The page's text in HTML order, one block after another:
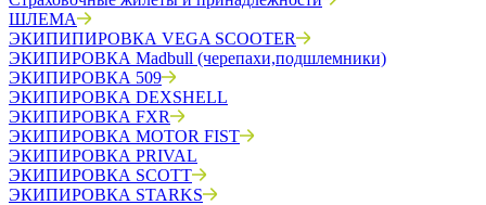
ШЛЕМА
ЭКИПИПИРОВКА VEGA SCOOTER
ЭКИПИРОВКА Madbull (черепахи,подшлемники)
ЭКИПИРОВКА 509
ЭКИПИРОВКА DEXSHELL
ЭКИПИРОВКА FXR
ЭКИПИРОВКА MOTOR FIST
ЭКИПИРОВКА PRIVAL
ЭКИПИРОВКА SCOTT
ЭКИПИРОВКА STARKS